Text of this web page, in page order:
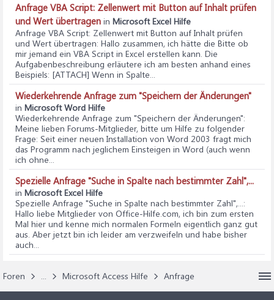
Anfrage VBA Script: Zellenwert mit Button auf Inhalt prüfen
und Wert übertragen in Microsoft Excel Hilfe
Anfrage VBA Script: Zellenwert mit Button auf Inhalt prüfen
und Wert übertragen: Hallo zusammen, ich hätte die Bitte ob
mir jemand ein VBA Script in Excel erstellen kann. Die
Aufgabenbeschreibung erläutere ich am besten anhand eines
Beispiels: [ATTACH] Wenn in Spalte...
Wiederkehrende Anfrage zum "Speichern der Änderungen"
in Microsoft Word Hilfe
Wiederkehrende Anfrage zum "Speichern der Änderungen":
Meine lieben Forums-Mitglieder, bitte um Hilfe zu folgender
Frage: Seit einer neuen Installation von Word 2003 fragt mich
das Programm nach jeglichem Einsteigen in Word (auch wenn
ich ohne...
Spezielle Anfrage "Suche in Spalte nach bestimmter Zahl",...
in Microsoft Excel Hilfe
Spezielle Anfrage "Suche in Spalte nach bestimmter Zahl",...:
Hallo liebe Mitglieder von Office-Hilfe.com, ich bin zum ersten
Mal hier und kenne mich normalen Formeln eigentlich ganz gut
aus. Aber jetzt bin ich leider am verzweifeln und habe bisher
auch...
Foren ... Microsoft Access Hilfe Anfrage